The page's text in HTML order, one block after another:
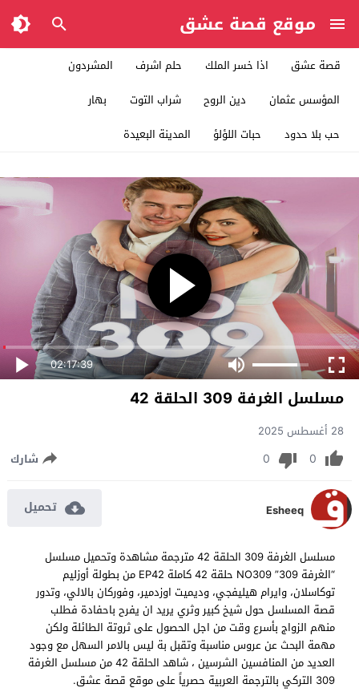
موقع قصة عشق
قصة عشق اذا خسر الملك حلم اشرف
المشردون
المؤسس عثمان
دين الروح شراب التوت
بهار
حب بلا حدود
حبات اللؤلؤ المدينة البعيدة
02:17:39
مسلسل الغرفة 309 الحلقة 42
28 أغسطس 2025
0
0 شارك
Esheeq تحميل
مسلسل الغرفة 309 الحلقة 42 مترجمة مشاهدة وتحميل مسلسل
“الغرفة 309” NO309 حلقة 42 كاملة EP42 من بطولة أوزليم
توكاسلان، وايرام هيليفجي، وديميت اوزدمير، وفوركان بالالي، وتدور
قصة المسلسل حول شيخ كبير وثري يريد ان يفرح باحفادة فطلب
منهم الزواج بأسرع وقت من اجل الحصول على ثروتة الطائلة ولكن
مهمة البحث عن عروس مناسبة وتقبل بة ليس بالامر السهل مع وجود
العديد من المنافسين الشرسين ، شاهد الحلقة 42 من مسلسل الغرفة
309 التركي بالترجمة العربية حصرياً على موقع قصة عشق.